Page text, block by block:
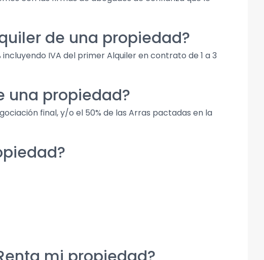
de una propiedad?
IVA del primer Alquiler en contrato de 1 a 3
una propiedad?
final, y/o el 50% de las Arras pactadas en la